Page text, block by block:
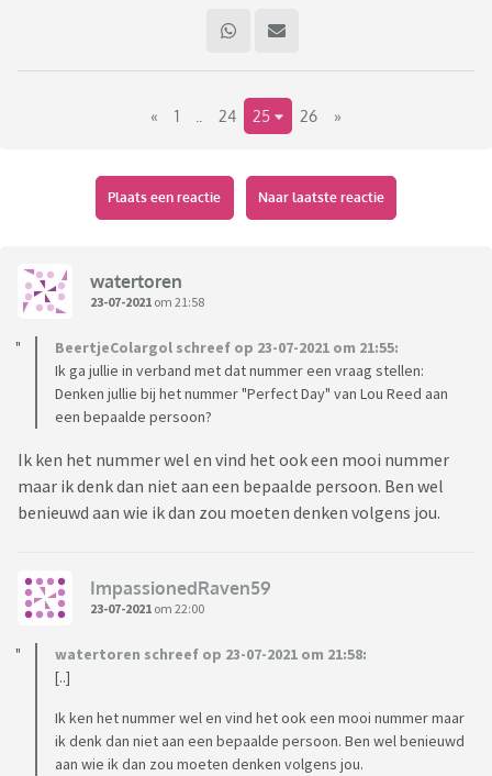
altijd zappen. Misschien dat ik het hierdoor ook niet snap.
Ik erken dat hij belangrijk was voor de (misdaad)journalistiek
in Nederland en dat deze aanslag in het licht van de vrije
journalistiek een belangrijke gebeurtenis is, maar deze
Is het de daad die half Nederland op de been brengt of is het
de persoon?
de rij bij Carré zou gaan staan/staat.
« 1 24 25 26 »
Plaats een reactie Naar laatste reactie
watertoren
23-07-2021 om 21:58
BeertjeColargol schreef op 23-07-2021 om 21:55:
Ik ga jullie in verband met dat nummer een vraag stellen:
Denken jullie bij het nummer "Perfect Day" van Lou Reed aan
een bepaalde persoon?
Ik ken het nummer wel en vind het ook een mooi nummer
maar ik denk dan niet aan een bepaalde persoon. Ben wel
benieuwd aan wie ik dan zou moeten denken volgens jou.
ImpassionedRaven59
23-07-2021 om 22:00
watertoren schreef op 23-07-2021 om 21:58:
[..]
Ik ken het nummer wel en vind het ook een mooi nummer maar
ik denk dan niet aan een bepaalde persoon. Ben wel benieuwd
aan wie ik dan zou moeten denken volgens jou.